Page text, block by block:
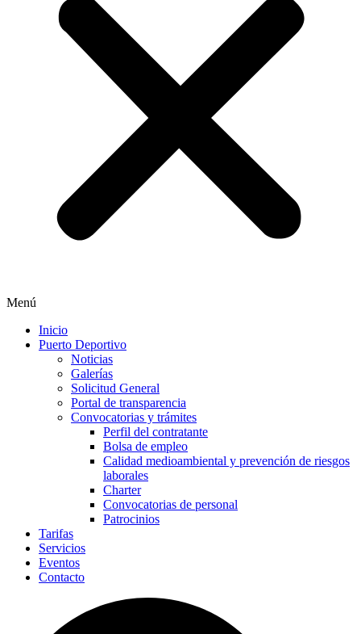
Menú
Inicio
Puerto Deportivo
Noticias
Galerías
Solicitud General
Portal de transparencia
Convocatorias y trámites
Perfil del contratante
Bolsa de empleo
Calidad medioambiental y prevención de riesgos
laborales
Charter
Convocatorias de personal
Patrocinios
Tarifas
Servicios
Eventos
Contacto